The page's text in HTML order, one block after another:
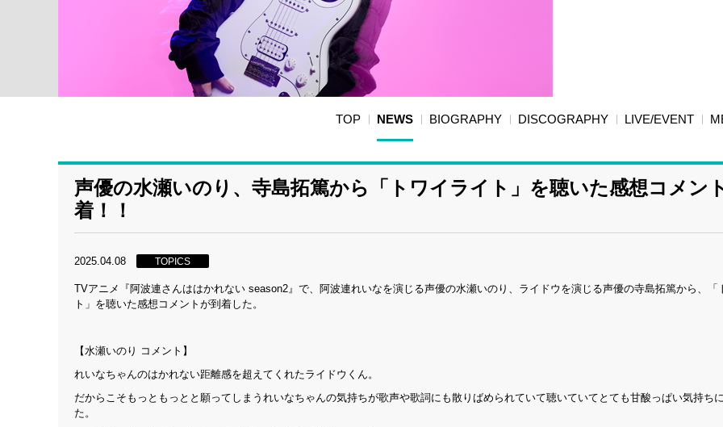
TOP NEWS BIOGRAPHY DISCOGRAPHY LIVE/EVENT
声優の水瀬いのり、寺島拓篤から「トワイライト」を聴いた感想コメン
着！！
2025.04.08 TOPICS
TVアニメ『阿波連さんははかれない season2』で、阿波連れいなを演じる声優の水瀬いのり、ライドウを演じる声優の寺島拓篤から、「
ト」を聴いた感想コメントが到着した。
【水瀬いのり コメント】
れいなちゃんのはかれない距離感を超えてくれたライドウくん。
だからこそもっともっとと願ってしまうれいなちゃんの気持ちが歌声や歌詞にも散りばめられていて聴いていてとても甘酸っぱい気持ち
た。